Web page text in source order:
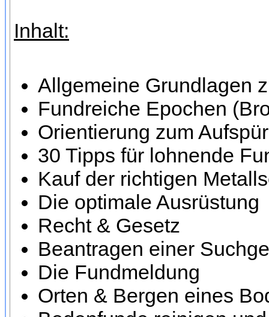
Inhalt:
Allgemeine Grundlagen
Fundreiche Epochen
Orientierung zum
30 Tipps für lohnende
Kauf der richtigen
Die optimale Ausrüstung
Recht & Gesetz
Beantragen einer
Die Fundmeldung
Orten & Bergen eines